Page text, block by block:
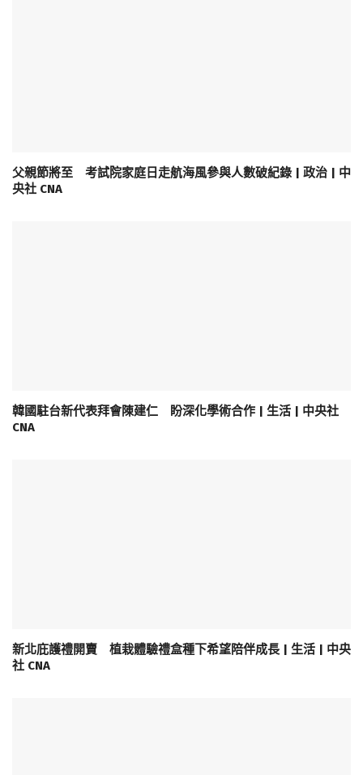
父親節將至 考試院家庭日走航海風參與人數破紀錄 | 政治 | 中
央社 CNA
韓國駐台新代表拜會陳建仁 盼深化學術合作 | 生活 | 中央社
CNA
新北庇護禮開賣 植栽體驗禮盒種下希望陪伴成長 | 生活 | 中央
社 CNA